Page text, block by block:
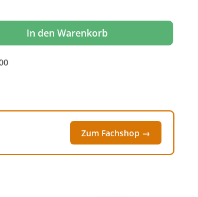
Wert ein oder benutze die Schaltflächen um die
In den Warenkorb
Zum Fachshop →